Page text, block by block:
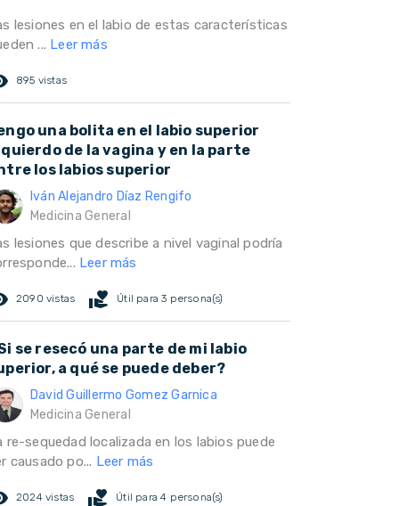
lesiones en el labio de estas características
... Leer más
895 vistas
una bolita en el labio superior
de la vagina y en la parte
los labios superior
Iván Alejandro Díaz Rengifo
Medicina General
lesiones que describe a nivel vaginal podría
Leer más
2090 vistas volunteer_activism Útil para 3 persona(s)
se resecó una parte de mi labio
a qué se puede deber?
David Guillermo Gomez Garnica
Medicina General
re-sequedad localizada en los labios puede
causado po... Leer más
2024 vistas volunteer_activism Útil para 4 persona(s)